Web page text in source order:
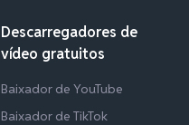
Descarregadores de
vídeo gratuitos
Baixador de YouTube
Baixador de TikTok